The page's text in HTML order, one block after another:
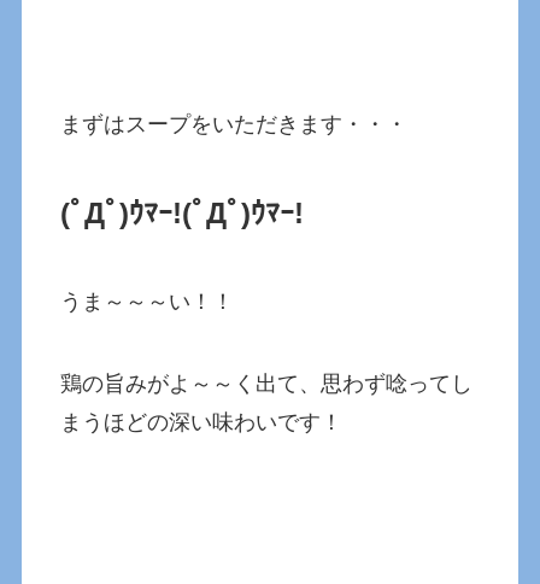
まずはスープをいただきます・・・
(ﾟДﾟ)ｳﾏｰ!(ﾟДﾟ)ｳﾏｰ!
うま～～～い！！
鶏の旨みがよ～～く出て、思わず唸ってし
まうほどの深い味わいです！